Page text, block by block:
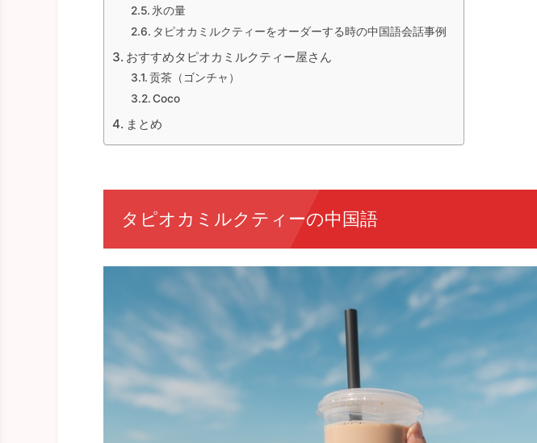
氷の量
タピオカミルクティーをオーダーする時の中国語会話事例
おすすめタピオカミルクティー屋さん
贡茶（ゴンチャ）
Coco
まとめ
タピオカミルクティーの中国語